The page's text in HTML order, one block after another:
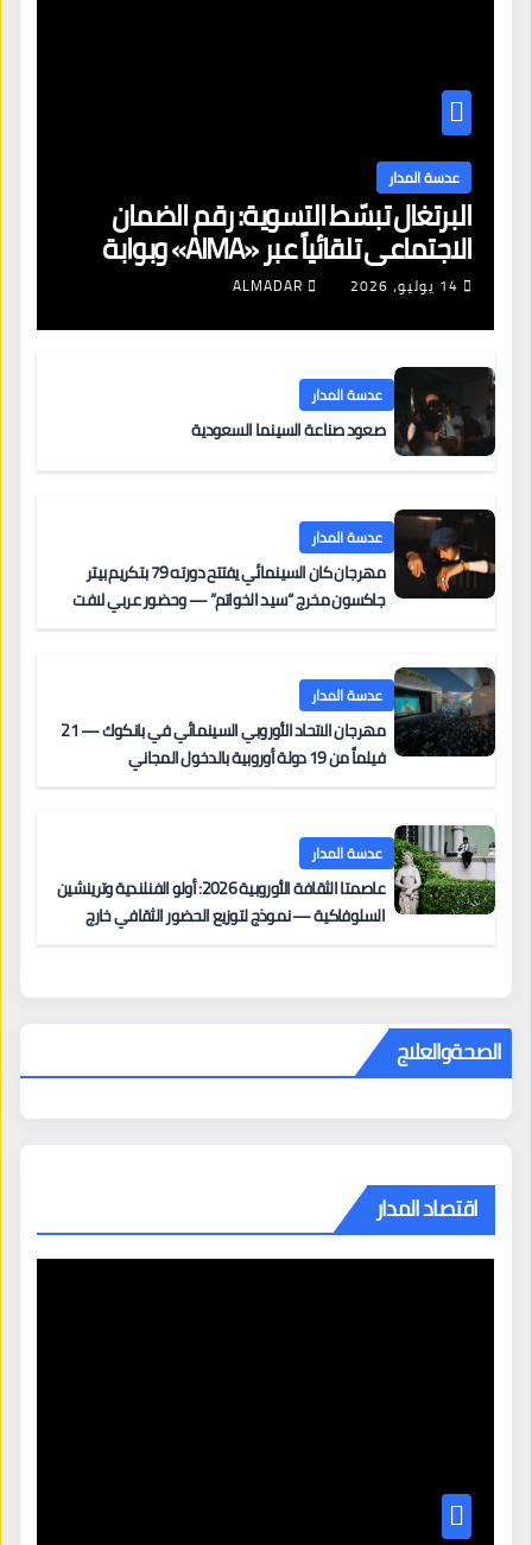
عدسة المدار
البرتغال تبسّط التسوية: رقم الضمان
الاجتماعي تلقائياً عبر «AIMA» وبوابة
جديدة لتجديد الإقامات
14 يوليو، 2026 ALMADAR
عدسة المدار
صعود صناعة السينما السعودية
عدسة المدار
مهرجان كان السينمائي يفتتح دورته 79 بتكريم بيتر
جاكسون مخرج “سيد الخواتم” — وحضور عربي لافت
عدسة المدار
مهرجان الاتحاد الأوروبي السينمائي في بانكوك — 21
فيلماً من 19 دولة أوروبية بالدخول المجاني
عدسة المدار
عاصمتا الثقافة الأوروبية 2026: أولو الفنلندية وترينشين
السلوفاكية — نموذج لتوزيع الحضور الثقافي خارج
الصحةوالعلاج
اقتصاد المدار